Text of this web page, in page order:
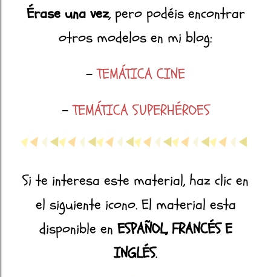
Érase una vez, pero podéis encontrar
otros modelos en mi blog:
-TEMÁTICA CINE
-TEMÁTICA SUPERHÉROES
Si te interesa este material, haz clic en
el siguiente icono. El material esta
disponible en ESPAÑOL, FRANCÉS E
INGLÉS.